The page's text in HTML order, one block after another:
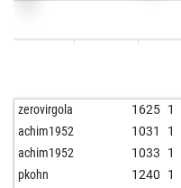
zerovirgola 1625 1
achim1952 1031 1
achim1952 1033 1
pkohn 1240 1